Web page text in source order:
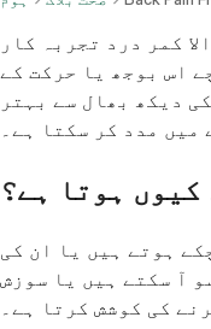
کمر درد تجربہ کار
اس بوجھ یا حرکت کے
دیکھ بھال سے بہتر
مدد کر سکتا ہے۔
کیوں ہوتا ہے؟
ہوتے ہیں یا ان کی
آ سکتے ہیں یا سوزش
کی کوشش کرتا ہے۔